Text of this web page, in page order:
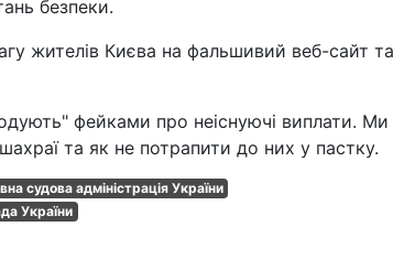
безпеки.
жителів Києва на фальшивий веб-сайт та
фейками про неіснуючі виплати. Ми
та як не потрапити до них у пастку.
судова адміністрація України
України